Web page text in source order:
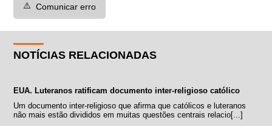
⚠️ Comunicar erro
NOTÍCIAS RELACIONADAS
EUA. Luteranos ratificam documento inter-religioso católico
Um documento inter-religioso que afirma que católicos e luteranos
não mais estão divididos em muitas questões centrais relacio[...]